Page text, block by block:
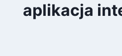
aplikacja